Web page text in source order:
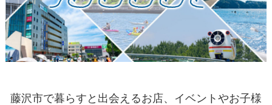
藤沢市で暮らすと出会えるお店、イベントやお子様